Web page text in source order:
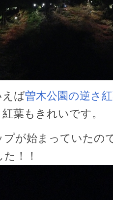
えば曽木公園の逆さ
葉もきれいです。
が始まっていたの
！！